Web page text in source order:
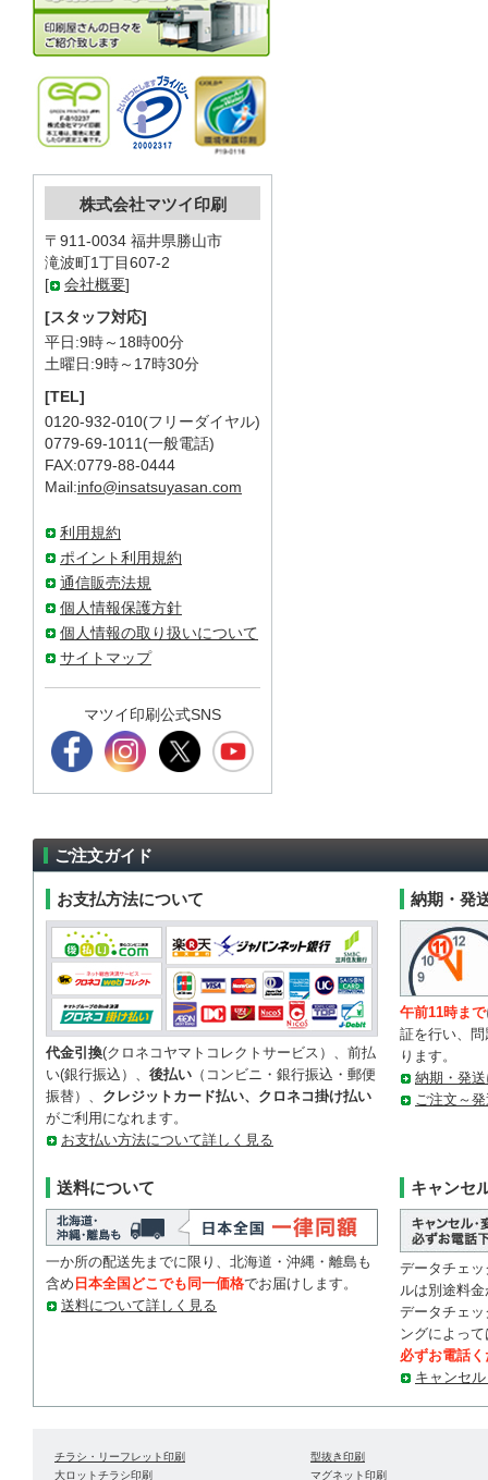
株式会社マツイ印刷
〒911-0034 福井県勝山市
滝波町1丁目607-2
[
会社概要]
[スタッフ対応]
平日:9時～18時00分
土曜日:9時～17時30分
[TEL]
0120-932-010(フリーダイヤル)
0779-69-1011(一般電話)
FAX:0779-88-0444
Mail:info@insatsuyasan.com
利用規約
ポイント利用規約
通信販売法規
個人情報保護方針
個人情報の取り扱いについて
サイトマップ
マツイ印刷公式SNS
ご注文ガイド
お支払方法について
代金引換(クロネコヤマトコレクトサービス）、前払
い(銀行振込）、 後払い （コンビニ・銀行振込・郵便
振替）、 クレジットカード払い、クロネコ掛け払い
がご利用になれます。
お支払い方法について詳しく見る
送料について
一か所の配送先までに限り、北海道・沖縄・離島も
含め 日本全国どこでも同一価格でお届けします。
送料について詳しく見る
納期・発
午前11時まで
証を行い、
ります。
納期・発
ご注文～
キャンセ
データチェ
ルは別途料
データチェ
ングによっ
必ずお電話
キャンセ
チラシ・リーフレット印刷
大ロットチラシ印刷
型抜き印刷
マグネット印刷